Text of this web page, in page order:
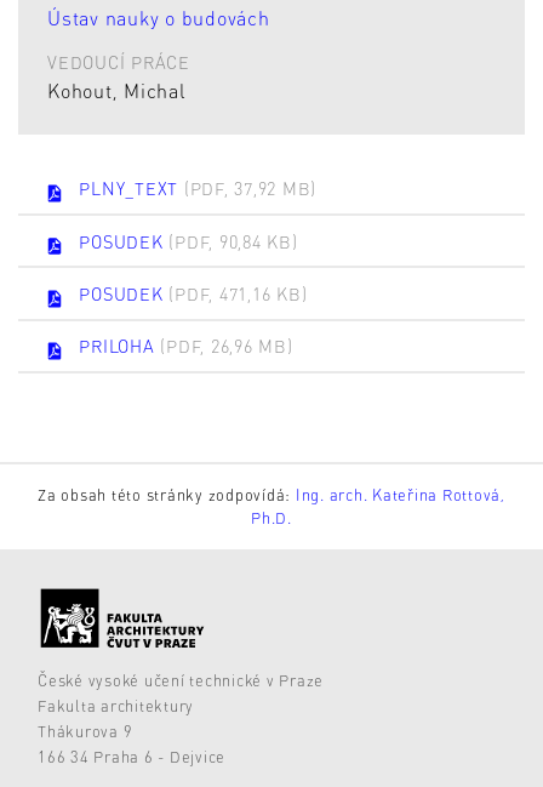
Ústav nauky o budovách
VEDOUCÍ PRÁCE
Kohout, Michal
PLNY_TEXT (PDF, 37,92 MB)
POSUDEK (PDF, 90,84 KB)
POSUDEK (PDF, 471,16 KB)
PRILOHA (PDF, 26,96 MB)
Za obsah této stránky zodpovídá: Ing. arch. Kateřina Rottová,
Ph.D.
České vysoké učení technické v Praze
Fakulta architektury
Thákurova 9
166 34 Praha 6 - Dejvice